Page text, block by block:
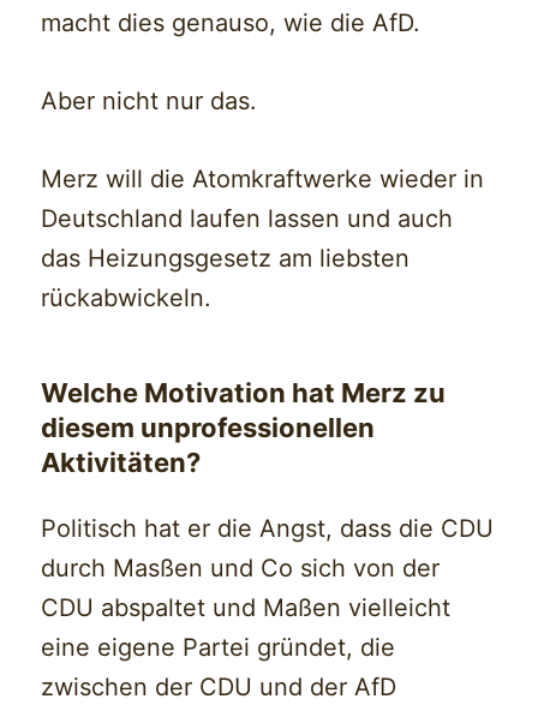
macht dies genauso, wie die AfD.
Aber nicht nur das.
Merz will die Atomkraftwerke wieder in
Deutschland laufen lassen und auch
das Heizungsgesetz am liebsten
rückabwickeln.
Welche Motivation hat Merz zu
diesem unprofessionellen
Aktivitäten?
Politisch hat er die Angst, dass die CDU
durch Masßen und Co sich von der
CDU abspaltet und Maßen vielleicht
eine eigene Partei gründet, die
zwischen der CDU und der AfD